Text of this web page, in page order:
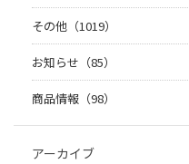
その他（1019）
お知らせ（85）
商品情報（98）
アーカイブ